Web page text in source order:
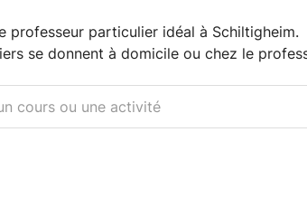
professeur particulier idéal à Schiltigheim.
se donnent à domicile ou chez le